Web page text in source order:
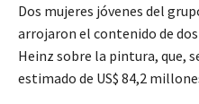
Dos mujeres jóvenes del
arrojaron el contenido de
Heinz sobre la pintura, que,
estimado de US$ 84,2